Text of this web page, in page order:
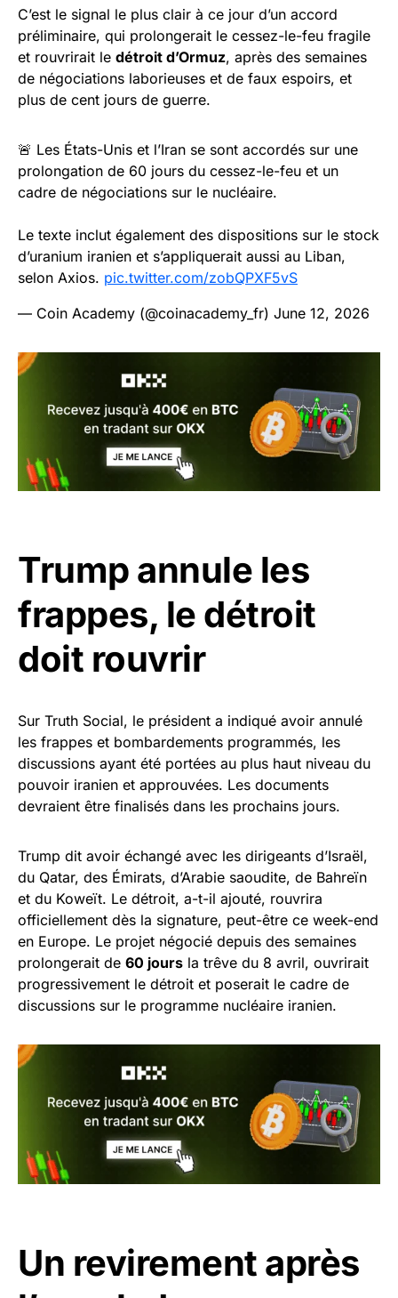
C’est le signal le plus clair à ce jour d’un accord
préliminaire, qui prolongerait le cessez-le-feu fragile
et rouvrirait le détroit d’Ormuz, après des semaines
de négociations laborieuses et de faux espoirs, et
plus de cent jours de guerre.
🚨 Les États-Unis et l’Iran se sont accordés sur une
prolongation de 60 jours du cessez-le-feu et un
cadre de négociations sur le nucléaire.
Le texte inclut également des dispositions sur le stock
d’uranium iranien et s’appliquerait aussi au Liban,
selon Axios. pic.twitter.com/zobQPXF5vS
— Coin Academy (@coinacademy_fr) June 12, 2026
Trump annule les
frappes, le détroit
doit rouvrir
Sur Truth Social, le président a indiqué avoir annulé
les frappes et bombardements programmés, les
discussions ayant été portées au plus haut niveau du
pouvoir iranien et approuvées. Les documents
devraient être finalisés dans les prochains jours.
Trump dit avoir échangé avec les dirigeants d’Israël,
du Qatar, des Émirats, d’Arabie saoudite, de Bahreïn
et du Koweït. Le détroit, a-t-il ajouté, rouvrira
officiellement dès la signature, peut-être ce week-end
en Europe. Le projet négocié depuis des semaines
prolongerait de 60 jours la trêve du 8 avril, ouvrirait
progressivement le détroit et poserait le cadre de
discussions sur le programme nucléaire iranien.
Un revirement après